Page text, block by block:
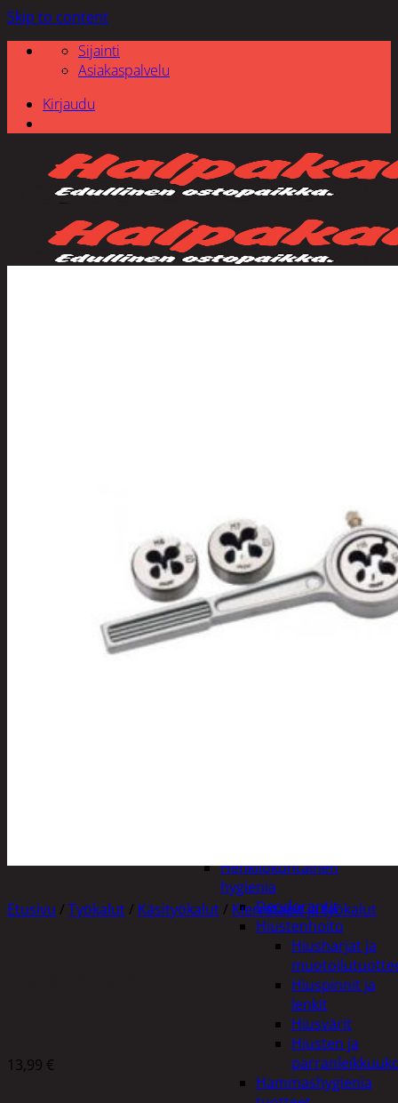
Skip to content
Sijainti
Asiakaspalvelu
Kirjaudu
Eläimet ja
Kyntteliköt
Valoketjut ja
kuusenvalot
Joulukoristeet
Henkilökohtainen
hygienia
Deodorantit
Hiustenhoito
Hiusharjat ja
Hiuspinnit ja
lenkit
Hiusvärit
Hiusten ja
Hammashygienia
Etusivu / Työkalut / Käsityökalut / Kierretapit ja työkalut
13,99 €